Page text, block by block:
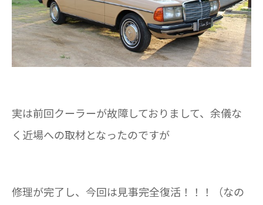
実は前回クーラーが故障しておりまして、余儀な
く近場への取材となったのですが
修理が完了し、今回は見事完全復活！！！（なの